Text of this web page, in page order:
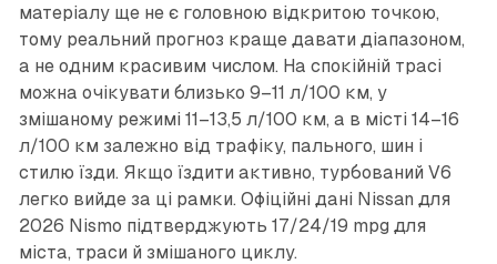
матеріалу ще не є головною відкритою точкою,
тому реальний прогноз краще давати діапазоном,
а не одним красивим числом. На спокійній трасі
можна очікувати близько 9–11 л/100 км, у
змішаному режимі 11–13,5 л/100 км, а в місті 14–16
л/100 км залежно від трафіку, пального, шин і
стилю їзди. Якщо їздити активно, турбований V6
легко вийде за ці рамки. Офіційні дані Nissan для
2026 Nismo підтверджують 17/24/19 mpg для
міста, траси й змішаного циклу.